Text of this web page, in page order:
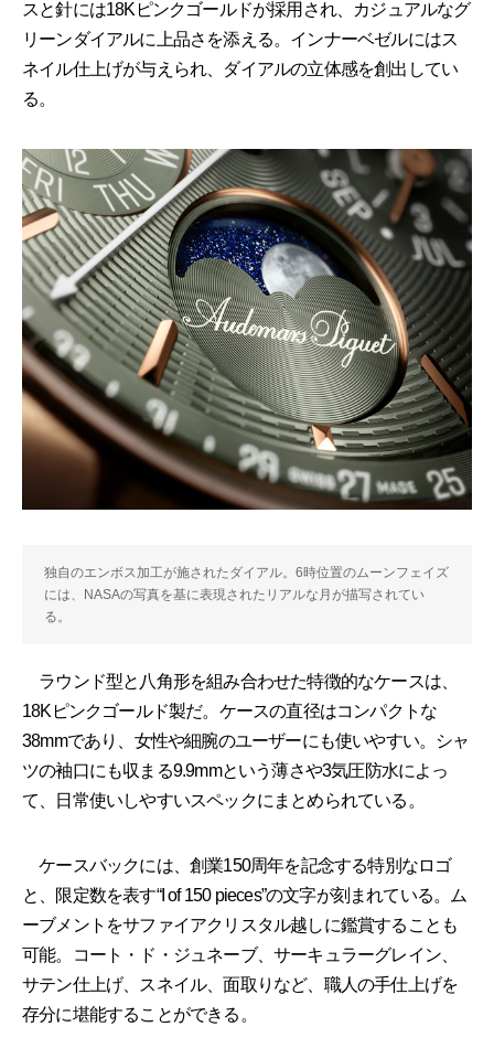
スと針には18Kピンクゴールドが採用され、カジュアルなグ
リーンダイアルに上品さを添える。インナーベゼルにはス
ネイル仕上げが与えられ、ダイアルの立体感を創出してい
る。
独自のエンボス加工が施されたダイアル。6時位置のムーンフェイズ
には、NASAの写真を基に表現されたリアルな月が描写されてい
る。
ラウンド型と八角形を組み合わせた特徴的なケースは、
18Kピンクゴールド製だ。ケースの直径はコンパクトな
38mmであり、女性や細腕のユーザーにも使いやすい。シャ
ツの袖口にも収まる9.9mmという薄さや3気圧防水によっ
て、日常使いしやすいスペックにまとめられている。
ケースバックには、創業150周年を記念する特別なロゴ
と、限定数を表す“I of 150 pieces”の文字が刻まれている。ム
ーブメントをサファイアクリスタル越しに鑑賞することも
可能。コート・ド・ジュネーブ、サーキュラーグレイン、
サテン仕上げ、スネイル、面取りなど、職人の手仕上げを
存分に堪能することができる。